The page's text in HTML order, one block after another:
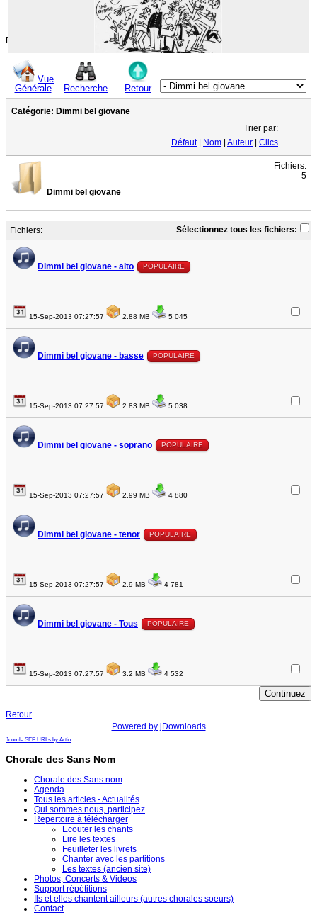
Rechercher
Vue
Générale
Recherche Retour
Catégorie: Dimmi bel giovane
Trier par:
Défaut| Nom Auteur Clics
Dimmi bel giovane
Fichiers:
5
Sélectionnez tous les fichiers:
Fichiers:
Dimmi bel giovane - alto POPULAIRE
15-Sep-2013 07:27:57 2.88 MB 5 045
Dimmi bel giovane - basse POPULAIRE
15-Sep-2013 07:27:57 2.83 MB 5 038
Dimmi bel giovane - soprano POPULAIRE
15-Sep-2013 07:27:57 2.99 MB 4 880
Dimmi bel giovane - tenor POPULAIRE
15-Sep-2013 07:27:57 2.9 MB 4 781
Dimmi bel giovane - Tous POPULAIRE
15-Sep-2013 07:27:57 3.2 MB 4 532
Retour
Powered by jDownloads
Joomla SEF URLs by Artio
Chorale des Sans Nom
Chorale des Sans nom
Agenda
Tous les articles - Actualités
Qui sommes nous, participez
Repertoire à télécharger
Ecouter les chants
Lire les textes
Feuilleter les livrets
Chanter avec les partitions
Les textes (ancien site)
Photos, Concerts & Videos
Support répétitions
Ils et elles chantent ailleurs (autres chorales soeurs)
Contact